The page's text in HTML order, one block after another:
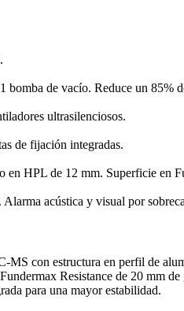
bomba de vacío. Reduce un 85%
ultrasilenciosos.
de fijación integradas.
HPL de 12 mm. Superficie en
acústica y visual por
MS con estructura en perfil de
Resistance de 20 mm
para una mayor estabilidad.